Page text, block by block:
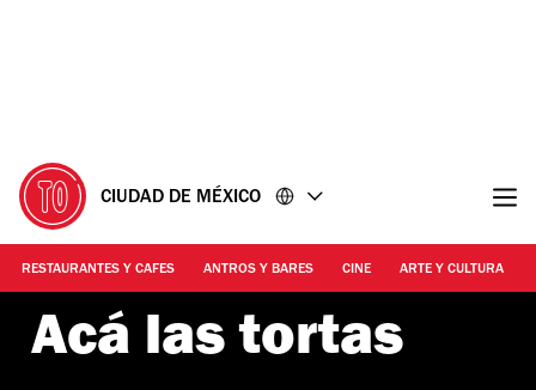
CIUDAD DE MÉXICO
RESTAURANTES Y CAFES ANTROS Y BARES CINE ARTE Y CULTURA
Acá las tortas